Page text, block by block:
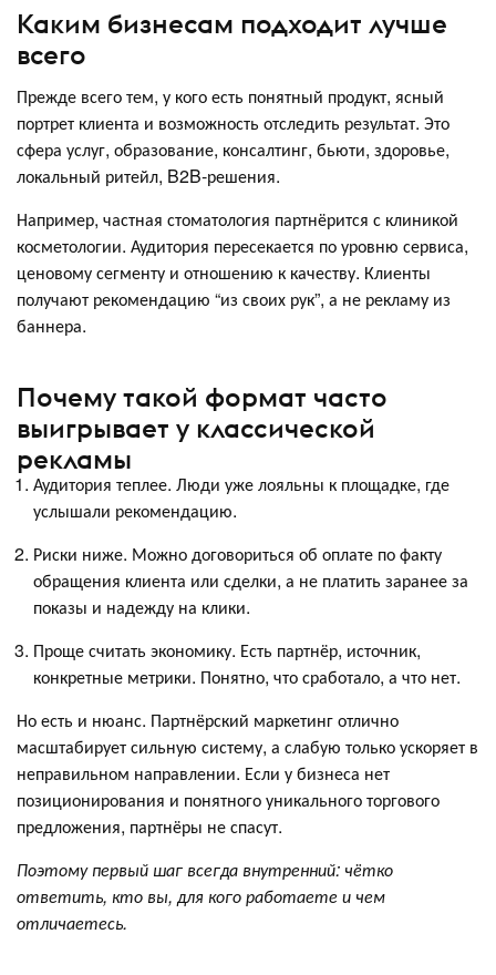
Каким бизнесам подходит лучше
всего
Прежде всего тем, у кого есть понятный продукт, ясный
портрет клиента и возможность отследить результат. Это
сфера услуг, образование, консалтинг, бьюти, здоровье,
локальный ритейл, B2B‑решения.
Например, частная стоматология партнёрится с клиникой
косметологии. Аудитория пересекается по уровню сервиса,
ценовому сегменту и отношению к качеству. Клиенты
получают рекомендацию “из своих рук”, а не рекламу из
баннера.
Почему такой формат часто
выигрывает у классической
рекламы
Аудитория теплее. Люди уже лояльны к площадке, где
услышали рекомендацию.
Риски ниже. Можно договориться об оплате по факту
обращения клиента или сделки, а не платить заранее за
показы и надежду на клики.
Проще считать экономику. Есть партнёр, источник,
конкретные метрики. Понятно, что сработало, а что нет.
Но есть и нюанс. Партнёрский маркетинг отлично
масштабирует сильную систему, а слабую только ускоряет в
неправильном направлении. Если у бизнеса нет
позиционирования и понятного уникального торгового
предложения, партнёры не спасут.
Поэтому первый шаг всегда внутренний: чётко
ответить, кто вы, для кого работаете и чем
отличаетесь.